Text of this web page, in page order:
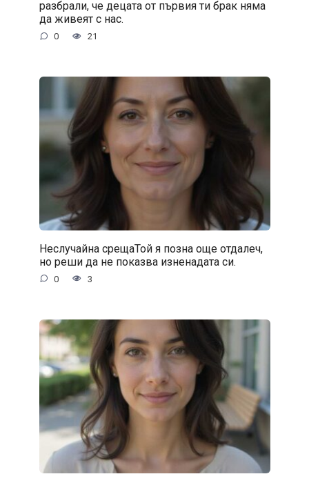
разбрали, че децата от първия ти брак няма
да живеят с нас.
0 21
Неслучайна срещаТой я позна още отдалеч,
но реши да не показва изненадата си.
0 3